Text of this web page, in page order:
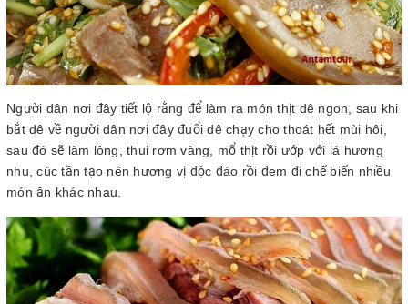
Người dân nơi đây tiết lộ rằng để làm ra món thịt dê ngon, sau khi
bắt dê về người dân nơi đây đuổi dê chạy cho thoát hết mùi hôi,
sau đó sẽ làm lông, thui rơm vàng, mổ thịt rồi ướp với lá hương
nhu, cúc tần tạo nên hương vị độc đáo rồi đem đi chế biến nhiều
món ăn khác nhau.